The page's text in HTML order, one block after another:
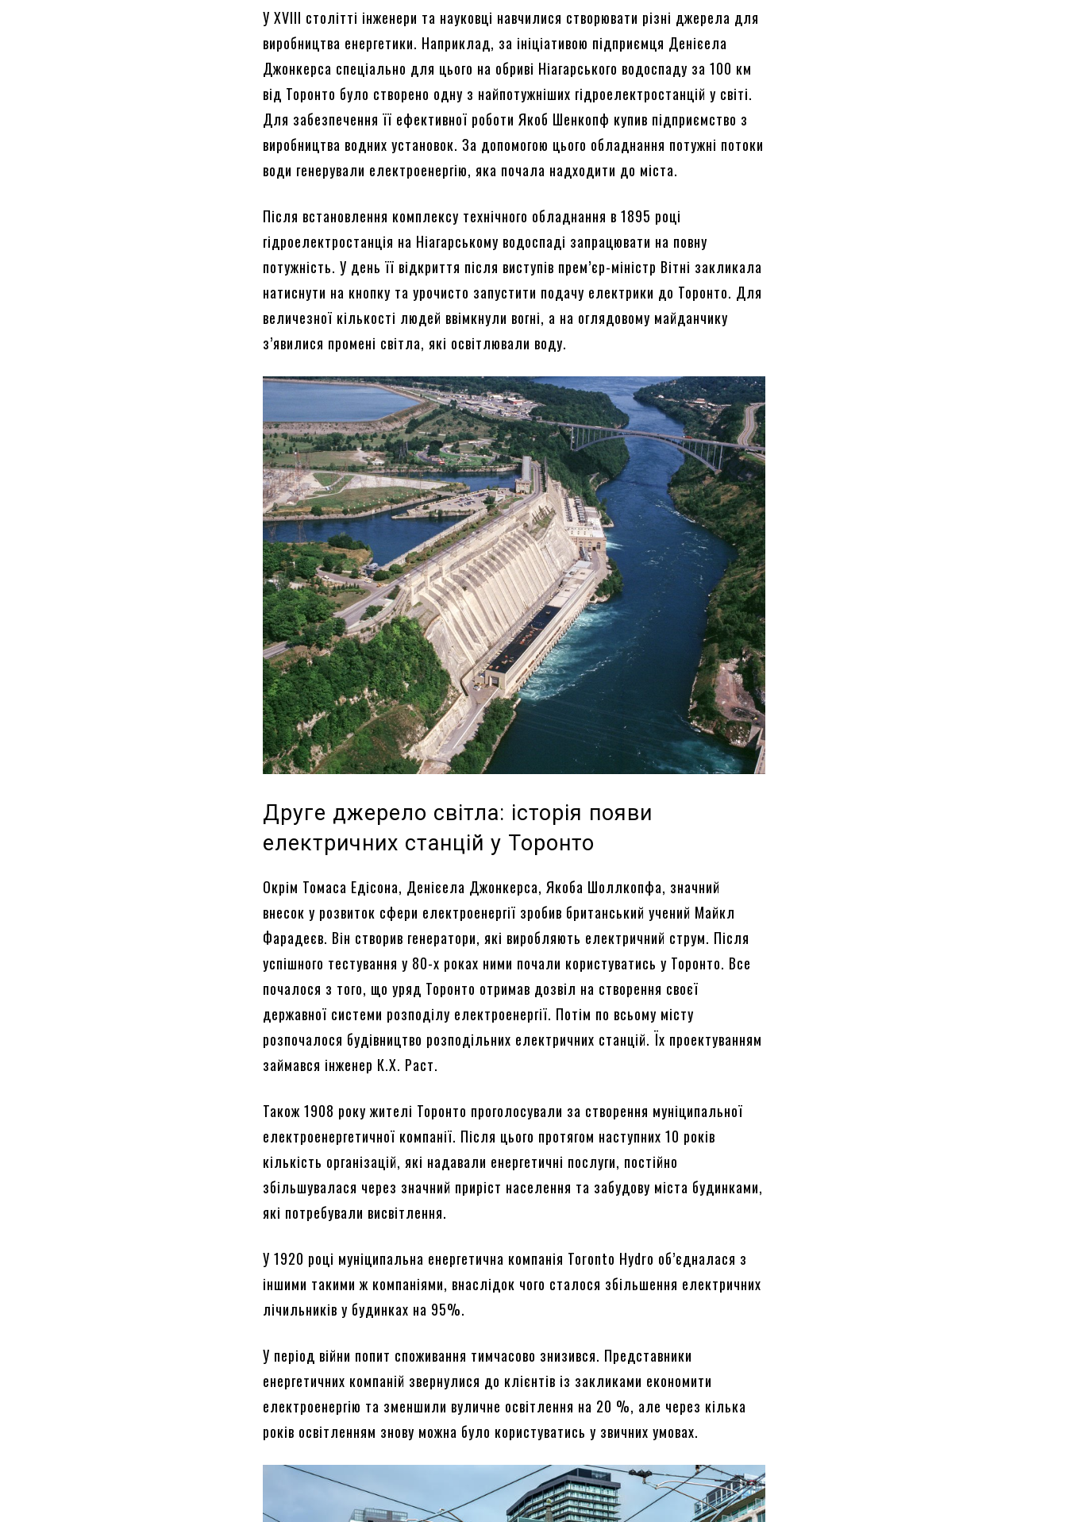
У XVIII столітті інженери та науковці навчилися створювати різні джерела для
виробництва енергетики. Наприклад, за ініціативою підприємця Денієела
Джонкерса спеціально для цього на обриві Ніагарського водоспаду за 100 км
від Торонто було створено одну з найпотужніших гідроелектростанцій у світі.
Для забезпечення її ефективної роботи Якоб Шенкопф купив підприємство з
виробництва водних установок. За допомогою цього обладнання потужні потоки
води генерували електроенергію, яка почала надходити до міста.
Після встановлення комплексу технічного обладнання в 1895 році
гідроелектростанція на Ніагарському водоспаді запрацювати на повну
потужність. У день її відкриття після виступів прем’єр-міністр Вітні закликала
натиснути на кнопку та урочисто запустити подачу електрики до Торонто. Для
величезної кількості людей ввімкнули вогні, а на оглядовому майданчику
з’явилися промені світла, які освітлювали воду.
Друге джерело світла: історія появи
електричних станцій у Торонто
Окрім Томаса Едісона, Денієела Джонкерса, Якоба Шоллкопфа, значний
внесок у розвиток сфери електроенергії зробив британський учений Майкл
Фарадеєв. Він створив генератори, які виробляють електричний струм. Після
успішного тестування у 80-х роках ними почали користуватись у Торонто. Все
почалося з того, що уряд Торонто отримав дозвіл на створення своєї
державної системи розподілу електроенергії. Потім по всьому місту
розпочалося будівництво розподільних електричних станцій. Їх проектуванням
займався інженер К.Х. Раст.
Також 1908 року жителі Торонто проголосували за створення муніципальної
електроенергетичної компанії. Після цього протягом наступних 10 років
кількість організацій, які надавали енергетичні послуги, постійно
збільшувалася через значний приріст населення та забудову міста будинками,
які потребували висвітлення.
У 1920 році муніципальна енергетична компанія Toronto Hydro об’єдналася з
іншими такими ж компаніями, внаслідок чого сталося збільшення електричних
лічильників у будинках на 95%.
У період війни попит споживання тимчасово знизився. Представники
енергетичних компаній звернулися до клієнтів із закликами економити
електроенергію та зменшили вуличне освітлення на 20 %, але через кілька
років освітленням знову можна було користуватись у звичних умовах.